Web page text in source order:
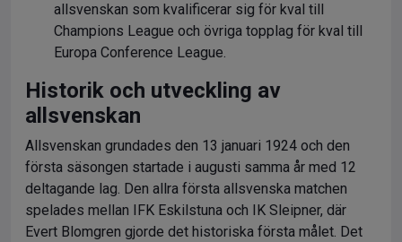
allsvenskan som kvalificerar sig för kval till
Champions League och övriga topplag för kval till
Europa Conference League.
Historik och utveckling av
allsvenskan
Allsvenskan grundades den 13 januari 1924 och den
första säsongen startade i augusti samma år med 12
deltagande lag. Den allra första allsvenska matchen
spelades mellan IFK Eskilstuna och IK Sleipner, där
Evert Blomgren gjorde det historiska första målet. Det